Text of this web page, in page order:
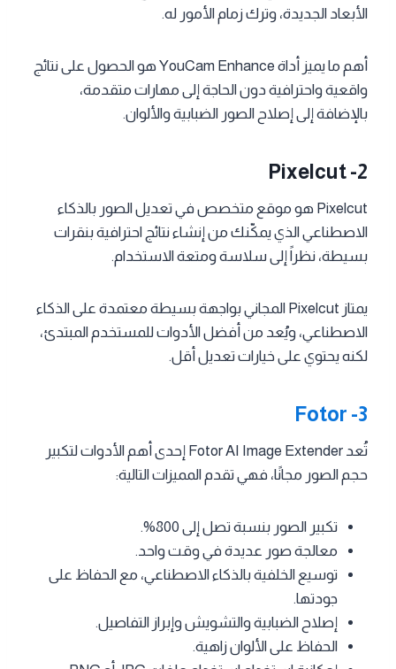
الأبعاد الجديدة، وترك زمام الأمور له.
أهم ما يميز أداة YouCam Enhance هو الحصول على نتائج
واقعية واحترافية دون الحاجة إلى مهارات متقدمة،
بالإضافة إلى إصلاح الصور الضبابية والألوان.
Pixelcut -2
Pixelcut هو موقع متخصص في تعديل الصور بالذكاء
الاصطناعي الذي يمكّنك من إنشاء نتائج احترافية بنقرات
بسيطة، نظراً إلى سلاسة ومتعة الاستخدام.
يمتاز Pixelcut المجاني بواجهة بسيطة معتمدة على الذكاء
الاصطناعي، ويُعد من أفضل الأدوات للمستخدم المبتدئ،
لكنه يحتوي على خيارات تعديل أقل.
Fotor -3
تُعد Fotor AI Image Extender إحدى أهم الأدوات لتكبير
حجم الصور مجانًا، فهي تقدم المميزات التالية:
تكبير الصور بنسبة تصل إلى 800%.
معالجة صور عديدة في وقت واحد.
توسيع الخلفية بالذكاء الاصطناعي، مع الحفاظ على
جودتها.
إصلاح الضبابية والتشويش وإبراز التفاصيل.
الحفاظ على الألوان زاهية.